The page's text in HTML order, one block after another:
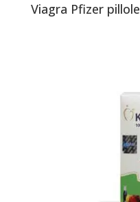
Viagra Pfizer pillole